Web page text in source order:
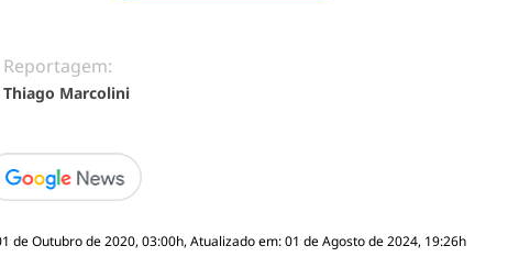
Reportagem:
Thiago Marcolini
de Outubro de 2020, 03:00h, Atualizado em: 01 de Agosto de 2024, 19:26h